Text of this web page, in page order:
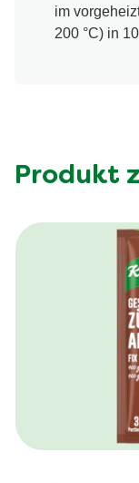
im
200 °C) in
Produkt